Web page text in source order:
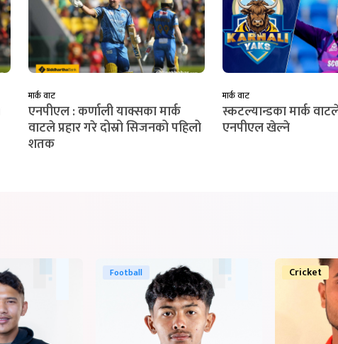
मार्क वाट
एनपीएल : कर्णाली याक्सका मार्क
वाटले प्रहार गरे दोस्रो सिजनको पहिलो
शतक
मार्क वाट
स्कटल्यान्डका मार्क
एनपीएल खेल्ने
Football Cricket